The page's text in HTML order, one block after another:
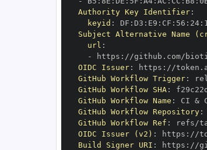
Authority Key Identifier:
keyid : DF : D3 : E9 : CF : 56 : 24:
Subject Alternative Name
url :
-
https : //github.com/
OIDC Issuer: https :
GitHub Workflow Trigger:
GitHub Workflow SHA:
GitHub Workflow Name :
GitHub Workflow Repository:
GitHub Workflow Ref :
OIDC Issuer (v2) : https :
Build Signer URI : https : //